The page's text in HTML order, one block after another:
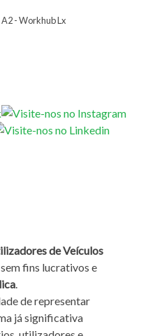
- Workhub Lx
de Veículos
fins lucrativos e
.
de representar
já significativa